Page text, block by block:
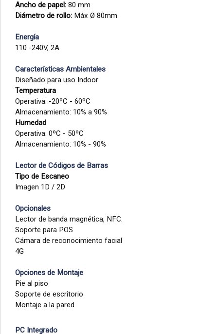
Ancho de papel: 80 mm
Diámetro de rollo: Máx Ø 80mm
Energía
110 -240V, 2A
Características Ambientales
Diseñado para uso Indoor
Temperatura
Operativa: -20ºC - 60ºC
Almacenamiento: 10% a 90%
Humedad
Operativa: 0ºC - 50ºC
Almacenamiento: 10% - 90%
Lector de Códigos de Barras
Tipo de Escaneo
Imagen 1D / 2D
Opcionales
Lector de banda magnética, NFC.
Soporte para POS
Cámara de reconocimiento facial
4G
Opciones de Montaje
Pie al piso
Soporte de escritorio
Montaje a la pared
PC Integrado